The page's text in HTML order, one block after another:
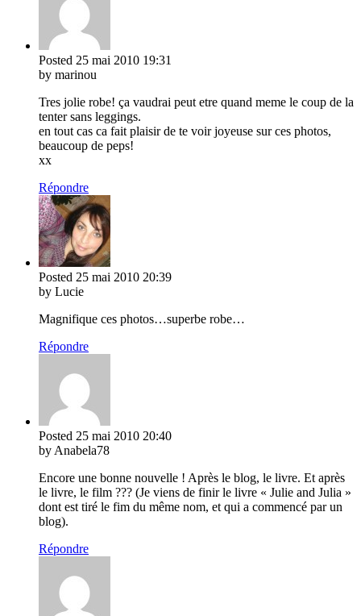
Posted 25 mai 2010 19:31
by marinou
Tres jolie robe! ça vaudrai peut etre quand meme le coup de la
tenter sans leggings.
en tout cas ca fait plaisir de te voir joyeuse sur ces photos,
beaucoup de peps!
xx
Répondre
Posted 25 mai 2010 20:39
by Lucie
Magnifique ces photos…superbe robe…
Répondre
Posted 25 mai 2010 20:40
by Anabela78
Encore une bonne nouvelle ! Après le blog, le livre. Et après
le livre, le film ??? (Je viens de finir le livre « Julie and Julia »
dont est tiré le fim du même nom, et qui a commencé par un
blog).
Répondre